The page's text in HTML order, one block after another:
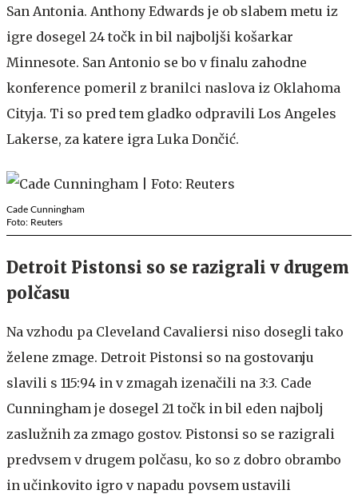
San Antonia. Anthony Edwards je ob slabem metu iz
igre dosegel 24 točk in bil najboljši košarkar
Minnesote. San Antonio se bo v finalu zahodne
konference pomeril z branilci naslova iz Oklahoma
Cityja. Ti so pred tem gladko odpravili Los Angeles
Lakerse, za katere igra Luka Dončić.
Cade Cunningham
Foto: Reuters
Detroit Pistonsi so se razigrali v drugem
polčasu
Na vzhodu pa Cleveland Cavaliersi niso dosegli tako
želene zmage. Detroit Pistonsi so na gostovanju
slavili s 115:94 in v zmagah izenačili na 3:3. Cade
Cunningham je dosegel 21 točk in bil eden najbolj
zaslužnih za zmago gostov. Pistonsi so se razigrali
predvsem v drugem polčasu, ko so z dobro obrambo
in učinkovito igro v napadu povsem ustavili